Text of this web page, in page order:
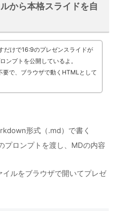
から本格スライドを自
だけで16:9のプレゼンスライドが
ンプトを公開しているよ。
で、ブラウザで動くHTMLとして
形式（.md）で書く
プロンプトを渡し、MDの内容
ルをブラウザで開いてプレゼ